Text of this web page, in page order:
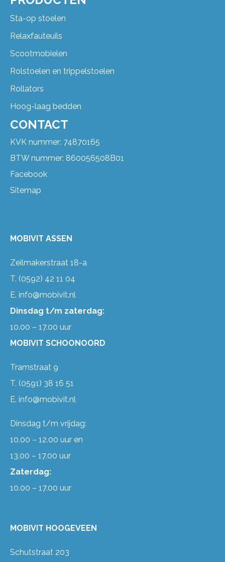
Sta-op stoelen
Relaxfauteuils
Scootmobielen
Rolstoelen en trippelstoelen
Rollators
Hoog-laag bedden
CONTACT
KVK nummer: 74870165
BTW nummer: 860056508B01
Facebook
Sitemap
MOBIVIT ASSEN
Zeilmakerstraat 18-a
T. (0592) 42 11 04
E. info@mobivit.nl
Dinsdag t/m zaterdag:
10.00 – 17.00 uur
MOBIVIT SCHOONOORD
Tramstraat 9
T. (0591) 38 16 51
E. info@mobivit.nl
Dinsdag t/m vrijdag:
10.00 – 12.00 uur en
13.00 – 17.00 uur
Zaterdag:
10.00 – 17.00 uur
MOBIVIT HOOGEVEEN
Schutstraat 203